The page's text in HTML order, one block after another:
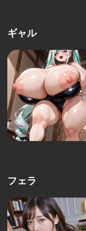
ギャル
フェラ